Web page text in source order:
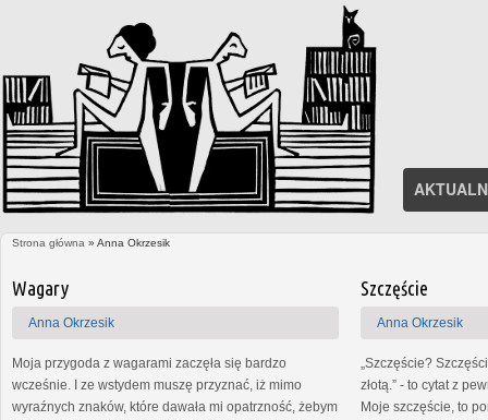
Strona główna » Anna Okrzesik
Wagary
Anna Okrzesik
Moja przygoda z wagarami zaczęła się bardzo
wcześnie. I ze wstydem muszę przyznać, iż mimo
wyraźnych znaków, które dawała mi opatrzność, żebym
Szczęście
Anna Okrzesik
„Szczęście?
złotą.” - to cytat z
Moje szczęście, to
Strony